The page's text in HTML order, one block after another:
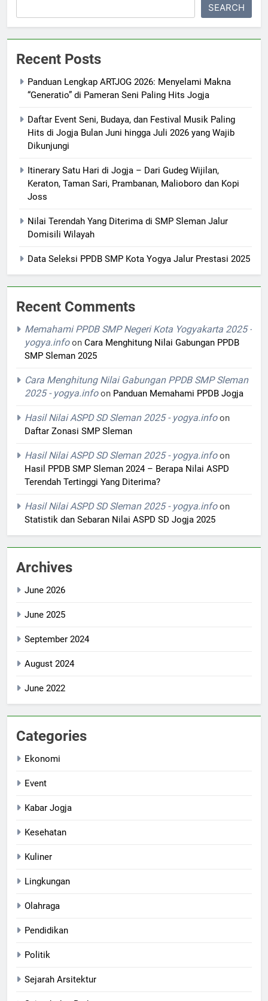
SEARCH
Recent Posts
Panduan Lengkap ARTJOG 2026: Menyelami Makna
“Generatio” di Pameran Seni Paling Hits Jogja
Daftar Event Seni, Budaya, dan Festival Musik Paling
Hits di Jogja Bulan Juni hingga Juli 2026 yang Wajib
Dikunjungi
Itinerary Satu Hari di Jogja – Dari Gudeg Wijilan,
Keraton, Taman Sari, Prambanan, Malioboro dan Kopi
Joss
Nilai Terendah Yang Diterima di SMP Sleman Jalur
Domisili Wilayah
Data Seleksi PPDB SMP Kota Yogya Jalur Prestasi 2025
Recent Comments
Memahami PPDB SMP Negeri Kota Yogyakarta 2025 -
yogya.infoon Cara Menghitung Nilai Gabungan PPDB
SMP Sleman 2025
Cara Menghitung Nilai Gabungan PPDB SMP Sleman
2025 - yogya.infoon Panduan Memahami PPDB Jogja
Hasil Nilai ASPD SD Sleman 2025 - yogya.infoon
Daftar Zonasi SMP Sleman
Hasil Nilai ASPD SD Sleman 2025 - yogya.infoon
Hasil PPDB SMP Sleman 2024 – Berapa Nilai ASPD
Terendah Tertinggi Yang Diterima?
Hasil Nilai ASPD SD Sleman 2025 - yogya.infoon
Statistik dan Sebaran Nilai ASPD SD Jogja 2025
Archives
June 2026
June 2025
September 2024
August 2024
June 2022
Categories
Ekonomi
Event
Kabar Jogja
Kesehatan
Kuliner
Lingkungan
Olahraga
Pendidikan
Politik
Sejarah Arsitektur